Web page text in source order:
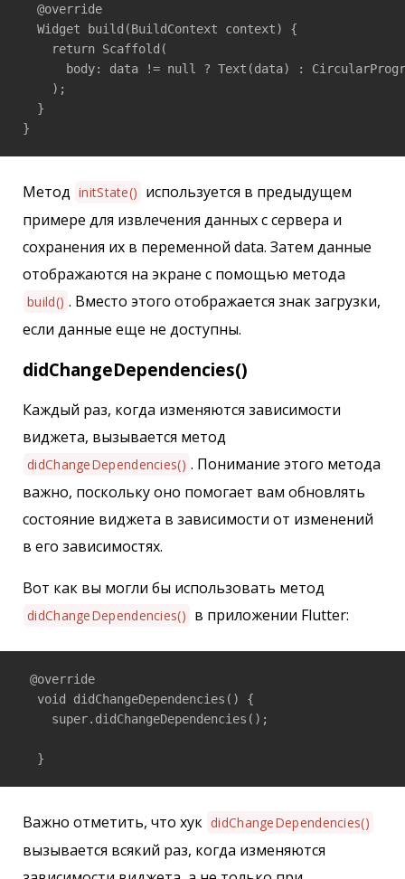
  @override
  Widget build(BuildContext context) {
    return Scaffold(
body: data != null ? Text(data) :
    );
  }
}
Метод initState() используется в предыдущем
примере для извлечения данных с сервера и
сохранения их в переменной data. Затем данные
отображаются на экране с помощью метода
build() . Вместо этого отображается знак загрузки,
если данные еще не доступны.
didChangeDependencies()
Каждый раз, когда изменяются зависимости
виджета, вызывается метод
didChangeDependencies() . Понимание этого метода
важно, поскольку оно помогает вам обновлять
состояние виджета в зависимости от изменений
в его зависимостях.
Вот как вы могли бы использовать метод
didChangeDependencies() в приложении Flutter:
@override
  void didChangeDependencies() {
    super.didChangeDependencies();
  }
Важно отметить, что хук didChangeDependencies()
вызывается всякий раз, когда изменяются